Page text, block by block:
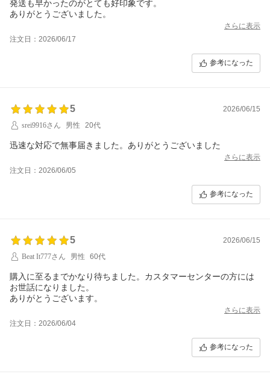
発送も早かったのがとても好印象です。
さらに表示
注文日：2026/06/17
参考になった
5
2026/06/15
srei9916さん
男性 20代
迅速な対応で無事届きました。ありがとうございました
さらに表示
注文日：2026/06/05
参考になった
5
2026/06/15
Beat It777さん
男性 60代
購入に至るまでかなり待ちました。カスタマーセンターの方には
お世話になりました。
ありがとうございます。
さらに表示
注文日：2026/06/04
参考になった